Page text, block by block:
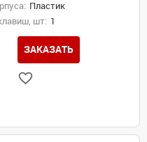
Пластик
шт: 1
ЗАКАЗАТЬ